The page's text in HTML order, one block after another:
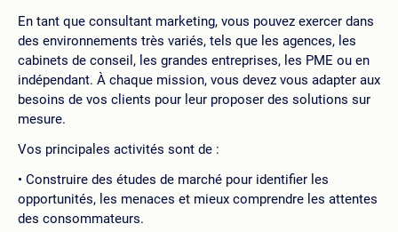
En tant que consultant marketing, vous pouvez exercer dans
des environnements très variés, tels que les agences, les
cabinets de conseil, les grandes entreprises, les PME ou en
indépendant. À chaque mission, vous devez vous adapter aux
besoins de vos clients pour leur proposer des solutions sur
mesure.
Vos principales activités sont de :
Construire des études de marché pour identifier les
opportunités, les menaces et mieux comprendre les attentes
des consommateurs.